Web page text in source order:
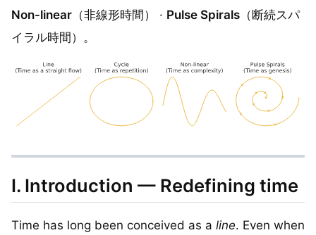
Non-linear （非線形時間） · Pulse Spirals （断続スパ
イラル時間）。
I. Introduction — Redefining time
Time has long been conceived as a line. Even when